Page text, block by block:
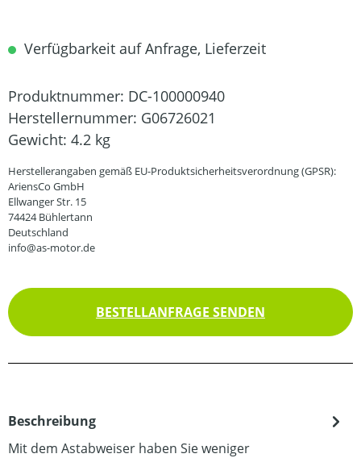
Verfügbarkeit auf Anfrage, Lieferzeit
Produktnummer: DC-100000940
Herstellernummer: G06726021
Gewicht: 4.2 kg
Herstellerangaben gemäß EU-Produktsicherheitsverordnung (GPSR):
AriensCo GmbH
Ellwanger Str. 15
74424 Bühlertann
Deutschland
info@as-motor.de
BESTELLANFRAGE SENDEN
Beschreibung
Mit dem Astabweiser haben Sie weniger